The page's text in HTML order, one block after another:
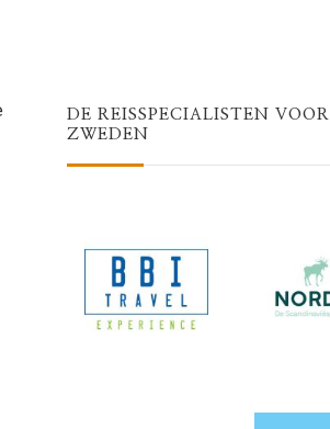
DE REISSPECIALISTEN VOOR
ZWEDEN